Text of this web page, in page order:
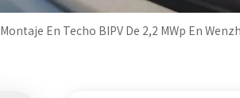
Montaje En Techo BIPV De 2,2 MWp En